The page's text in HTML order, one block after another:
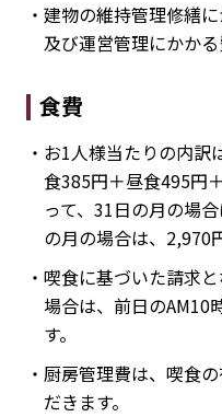
・建物の維持管理修繕
及び運営管理にかかる
食費
・お1人様当たりの内
食385円＋昼食495円
って、31日の月の場
の月の場合は、2,970
・喫食に基づいた請求
場合は、前日のAM10
す。
・厨房管理費は、喫食
だきます。